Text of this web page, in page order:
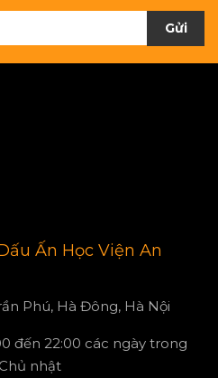
Gửi
Ấn Học Viện An
Phú, Hà Đông, Hà Nội
đến 22:00 các ngày trong
nhật